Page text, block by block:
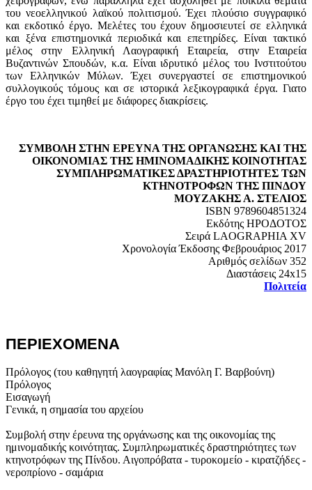
του νεοελληνικού λαϊκού πολιτισμού. Έχει πλούσιο συγγραφικό
και εκδοτικό έργο. Μελέτες του έχουν δημοσιευτεί σε ελληνικά
και ξένα επιστημονικά περιοδικά και επετηρίδες. Είναι τακτικό
μέλος στην Ελληνική Λαογραφική Εταιρεία, στην Εταιρεία
Βυζαντινών Σπουδών, κ.α. Είναι ιδρυτικό μέλος του Ινστιτούτου
των Ελληνικών Μύλων. Έχει συνεργαστεί σε επιστημονικού
συλλογικούς τόμους και σε ιστορικά λεξικογραφικά έργα. Γιατο
έργο του έχει τιμηθεί με διάφορες διακρίσεις.
ΣΥΜΒΟΛΗ ΣΤΗΝ ΕΡΕΥΝΑ ΤΗΣ ΟΡΓΑΝΩΣΗΣ ΚΑΙ ΤΗΣ
ΟΙΚΟΝΟΜΙΑΣ ΤΗΣ ΗΜΙΝΟΜΑΔΙΚΗΣ ΚΟΙΝΟΤΗΤΑΣ
ΣΥΜΠΛΗΡΩΜΑΤΙΚΕΣ ΔΡΑΣΤΗΡΙΟΤΗΤΕΣ ΤΩΝ
ΚΤΗΝΟΤΡΟΦΩΝ ΤΗΣ ΠΙΝΔΟΥ
ΜΟΥΖΑΚΗΣ Α. ΣΤΕΛΙΟΣ
ISBN 9789604851324
Εκδότης ΗΡΟΔΟΤΟΣ
Σειρά LAOGRAPHIA XV
Χρονολογία Έκδοσης Φεβρουάριος 2017
Αριθμός σελίδων 352
Διαστάσεις 24x15
Πολιτεία
ΠΕΡΙΕΧΟΜΕΝΑ
Πρόλογος (του καθηγητή λαογραφίας Μανόλη Γ. Βαρβούνη)
Πρόλογος
Εισαγωγή
Γενικά, η σημασία του αρχείου
Συμβολή στην έρευνα της οργάνωσης και της οικονομίας της
ημινομαδικής κοινότητας. Συμπληρωματικές δραστηριότητες των
κτηνοτρόφων της Πίνδου. Αιγοπρόβατα - τυροκομείο - κιρατζήδες -
νεροπρίονο - σαμάρια